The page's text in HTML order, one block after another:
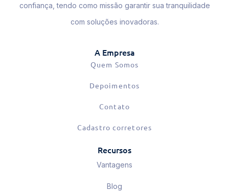
confiança, tendo como missão garantir sua tranquilidade
com soluções inovadoras.
A Empresa
Quem Somos
Depoimentos
Contato
Cadastro corretores
Recursos
Vantagens
Blog